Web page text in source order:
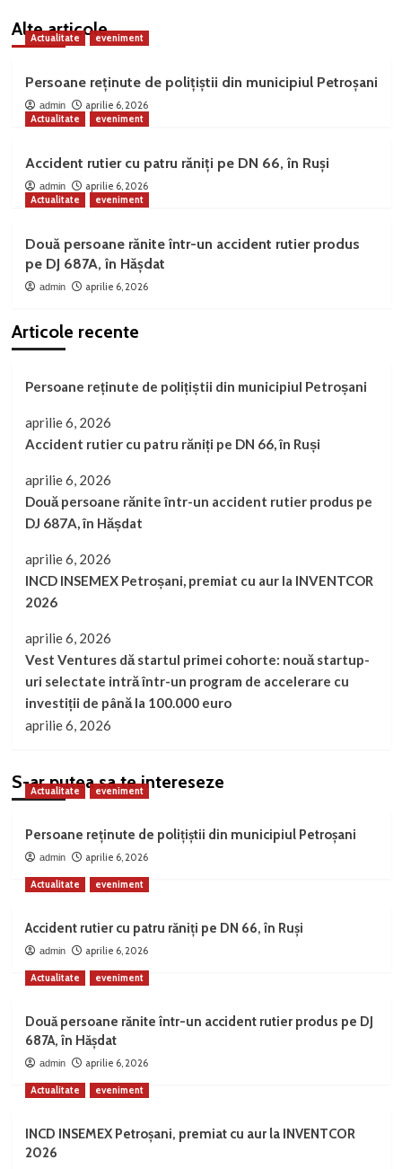
Alte articole
Actualitate eveniment
Persoane reținute de polițiștii din municipiul Petroșani
admin
aprilie 6, 2026
Actualitate
eveniment
Accident rutier cu patru răniți pe DN 66, în Ruși
admin
aprilie 6, 2026
Actualitate
eveniment
Două persoane rănite într-un accident rutier produs
pe DJ 687A, în Hășdat
admin aprilie 6, 2026
Articole recente
Persoane reținute de polițiștii din municipiul Petroșani
aprilie 6, 2026
Accident rutier cu patru răniți pe DN 66, în Ruși
aprilie 6, 2026
Două persoane rănite într-un accident rutier produs pe
DJ 687A, în Hășdat
aprilie 6, 2026
INCD INSEMEX Petroșani, premiat cu aur la INVENTCOR
2026
aprilie 6, 2026
Vest Ventures dă startul primei cohorte: nouă startup-
uri selectate intră într-un program de accelerare cu
investiții de până la 100.000 euro
aprilie 6, 2026
S-ar putea sa te intereseze
Actualitate eveniment
Persoane reținute de polițiștii din municipiul Petroșani
admin aprilie 6, 2026
Actualitate eveniment
Accident rutier cu patru răniți pe DN 66, în Ruși
admin aprilie 6, 2026
Actualitate eveniment
Două persoane rănite într-un accident rutier produs pe DJ
687A, în Hășdat
admin aprilie 6, 2026
Actualitate eveniment
INCD INSEMEX Petroșani, premiat cu aur la INVENTCOR
2026